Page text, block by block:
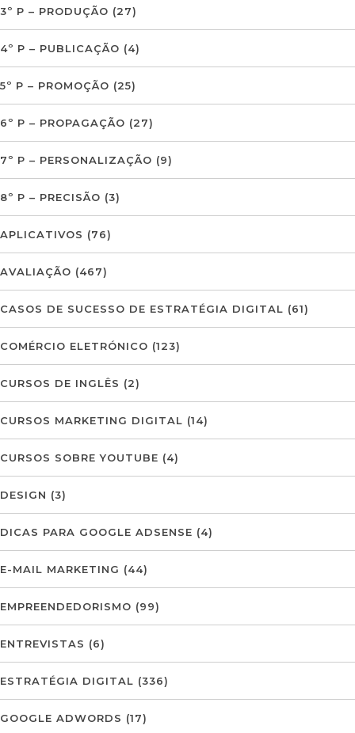
3º P – PRODUÇÃO (27)
4º P – PUBLICAÇÃO (4)
5º P – PROMOÇÃO (25)
6º P – PROPAGAÇÃO (27)
7º P – PERSONALIZAÇÃO (9)
8º P – PRECISÃO (3)
APLICATIVOS (76)
AVALIAÇÃO (467)
CASOS DE SUCESSO DE ESTRATÉGIA DIGITAL (61)
COMÉRCIO ELETRÓNICO (123)
CURSOS DE INGLÊS (2)
CURSOS MARKETING DIGITAL (14)
CURSOS SOBRE YOUTUBE (4)
DESIGN (3)
DICAS PARA GOOGLE ADSENSE (4)
E-MAIL MARKETING (44)
EMPREENDEDORISMO (99)
ENTREVISTAS (6)
ESTRATÉGIA DIGITAL (336)
GOOGLE ADWORDS (17)